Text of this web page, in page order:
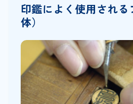
印鑑によく使用され
体）